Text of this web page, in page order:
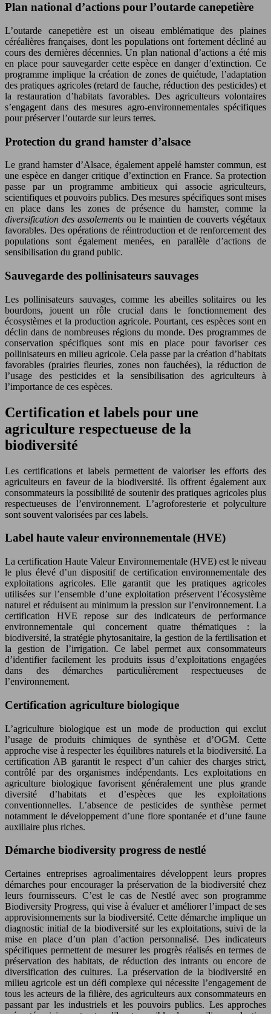
Plan national d’actions pour l’outarde canepetière
L’outarde canepetière est un oiseau emblématique des plaines
céréalières françaises, dont les populations ont fortement décliné au
cours des dernières décennies. Un plan national d’actions a été mis
en place pour sauvegarder cette espèce en danger d’extinction. Ce
programme implique la création de zones de quiétude, l’adaptation
des pratiques agricoles (retard de fauche, réduction des pesticides) et
la restauration d’habitats favorables. Des agriculteurs volontaires
s’engagent dans des mesures agro-environnementales spécifiques
pour préserver l’outarde sur leurs terres.
Protection du grand hamster d’alsace
Le grand hamster d’Alsace, également appelé hamster commun, est
une espèce en danger critique d’extinction en France. Sa protection
passe par un programme ambitieux qui associe agriculteurs,
scientifiques et pouvoirs publics. Des mesures spécifiques sont mises
en place dans les zones de présence du hamster, comme la
diversification des assolements ou le maintien de couverts végétaux
favorables. Des opérations de réintroduction et de renforcement des
populations sont également menées, en parallèle d’actions de
sensibilisation du grand public.
Sauvegarde des pollinisateurs sauvages
Les pollinisateurs sauvages, comme les abeilles solitaires ou les
bourdons, jouent un rôle crucial dans le fonctionnement des
écosystèmes et la production agricole. Pourtant, ces espèces sont en
déclin dans de nombreuses régions du monde. Des programmes de
conservation spécifiques sont mis en place pour favoriser ces
pollinisateurs en milieu agricole. Cela passe par la création d’habitats
favorables (prairies fleuries, zones non fauchées), la réduction de
l’usage des pesticides et la sensibilisation des agriculteurs à
l’importance de ces espèces.
Certification et labels pour une
agriculture respectueuse de la
biodiversité
Les certifications et labels permettent de valoriser les efforts des
agriculteurs en faveur de la biodiversité. Ils offrent également aux
consommateurs la possibilité de soutenir des pratiques agricoles plus
respectueuses de l’environnement. L’agroforesterie et polyculture
sont souvent valorisées par ces labels.
Label haute valeur environnementale (HVE)
La certification Haute Valeur Environnementale (HVE) est le niveau
le plus élevé d’un dispositif de certification environnementale des
exploitations agricoles. Elle garantit que les pratiques agricoles
utilisées sur l’ensemble d’une exploitation préservent l’écosystème
naturel et réduisent au minimum la pression sur l’environnement. La
certification HVE repose sur des indicateurs de performance
environnementale qui concernent quatre thématiques : la
biodiversité, la stratégie phytosanitaire, la gestion de la fertilisation et
la gestion de l’irrigation. Ce label permet aux consommateurs
d’identifier facilement les produits issus d’exploitations engagées
dans des démarches particulièrement respectueuses de
l’environnement.
Certification agriculture biologique
L’agriculture biologique est un mode de production qui exclut
l’usage de produits chimiques de synthèse et d’OGM. Cette
approche vise à respecter les équilibres naturels et la biodiversité. La
certification AB garantit le respect d’un cahier des charges strict,
contrôlé par des organismes indépendants. Les exploitations en
agriculture biologique favorisent généralement une plus grande
diversité d’habitats et d’espèces que les exploitations
conventionnelles. L’absence de pesticides de synthèse permet
notamment le développement d’une flore spontanée et d’une faune
auxiliaire plus riches.
Démarche biodiversity progress de nestlé
Certaines entreprises agroalimentaires développent leurs propres
démarches pour encourager la préservation de la biodiversité chez
leurs fournisseurs. C’est le cas de Nestlé avec son programme
Biodiversity Progress, qui vise à évaluer et améliorer l’impact de ses
approvisionnements sur la biodiversité. Cette démarche implique un
diagnostic initial de la biodiversité sur les exploitations, suivi de la
mise en place d’un plan d’action personnalisé. Des indicateurs
spécifiques permettent de mesurer les progrès réalisés en termes de
préservation des habitats, de réduction des intrants ou encore de
diversification des cultures. La préservation de la biodiversité en
milieu agricole est un défi complexe qui nécessite l’engagement de
tous les acteurs de la filière, des agriculteurs aux consommateurs en
passant par les industriels et les pouvoirs publics. Les approches